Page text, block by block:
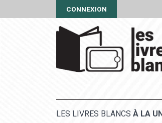
CONNEXION
LES LIVRES BLANCS À LA